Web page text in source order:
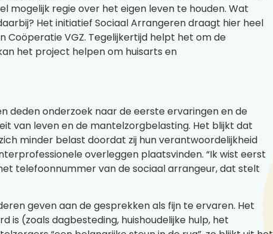
mogelijk regie over het eigen leven te houden. Wat
Het initiatief Sociaal Arrangeren draagt hier heel
Coöperatie VGZ. Tegelijkertijd helpt het om de
het project helpen om huisarts en
deden onderzoek naar de eerste ervaringen en de
van leven en de mantelzorgbelasting. Het blijkt dat
minder belast doordat zij hun verantwoordelijkheid
overleggen plaatsvinden. “Ik wist eerst
telefoonnummer van de sociaal arrangeur, dat stelt
geven aan de gesprekken als fijn te ervaren. Het
is (zoals dagbesteding, huishoudelijke hulp, het